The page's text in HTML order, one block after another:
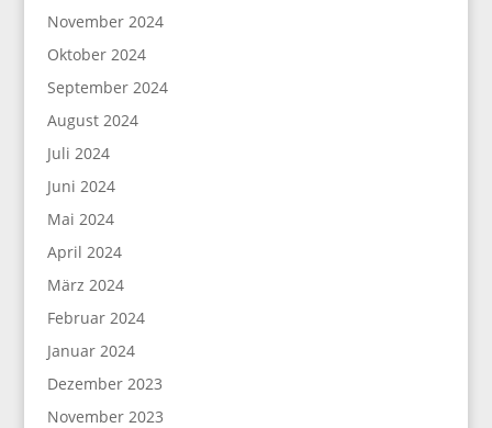
November 2024
Oktober 2024
September 2024
August 2024
Juli 2024
Juni 2024
Mai 2024
April 2024
März 2024
Februar 2024
Januar 2024
Dezember 2023
November 2023